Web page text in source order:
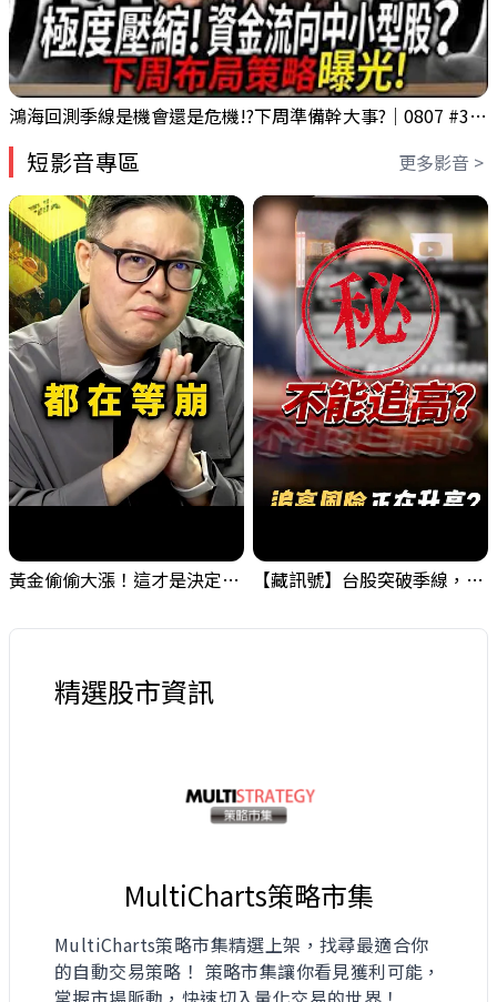
鴻海回測季線是機會還是危機!?下周準備幹大事?｜0807 #3661 #2317 #2317鴻海
短影音專區 更多影音 >
黃金偷偷大漲！這才是決定台股生死的「真風向球」！｜Mr.Jimmy高志銘 #黃金 #美元指數 #聯準會 【藏訊號】台股突破季線，週一我提醒了這個關鍵訊號
精選股市資訊
MultiCharts策略市集
MultiCharts策略市集精選上架，找尋最適合你
的自動交易策略！ 策略市集讓你看見獲利可能，